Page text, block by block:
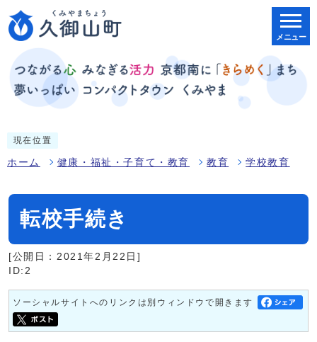
メニュー
現在位置
ホーム 健康・福祉・子育て・教育 教育 学校教育
転校手続き
[公開日：2021年2月22日]
ID:2
ソーシャルサイトへのリンクは別ウィンドウで開きます